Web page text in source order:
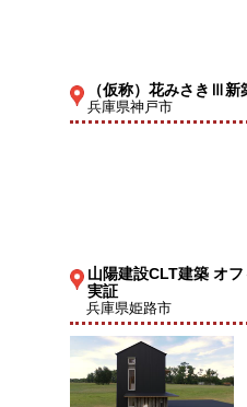
（仮称）花みさきⅢ新
兵庫県神戸市
山陽建設CLT建築 オ
実証
兵庫県姫路市